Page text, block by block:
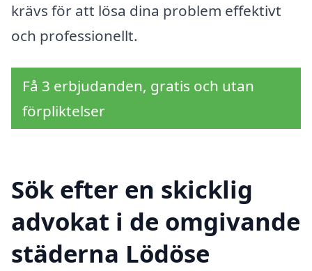
krävs för att lösa dina problem effektivt
och professionellt.
Få 3 erbjudanden, gratis och utan
förpliktelser
Sök efter en skicklig
advokat i de omgivande
städerna Lödöse